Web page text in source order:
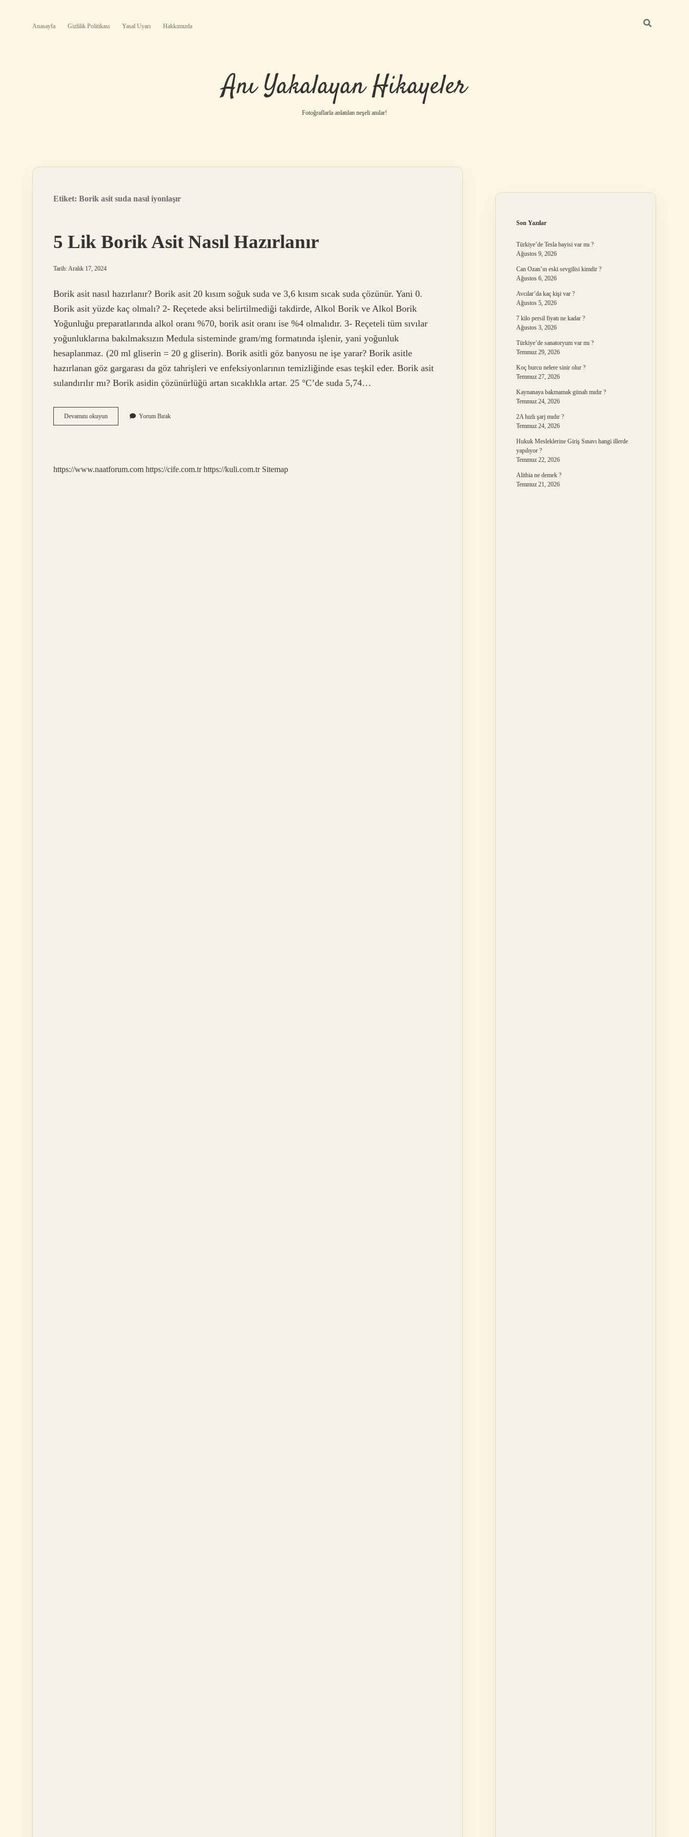
Anasayfa Gizlilik Politikası Yasal Uyarı Hakkımızda
Anı Yakalayan Hikayeler
Fotoğraflarla anlatılan neşeli anılar!
Etiket: Borik asit suda nasıl iyonlaşır
5 Lik Borik Asit Nasıl Hazırlanır
Tarih: Aralık 17, 2024
Borik asit nasıl hazırlanır? Borik asit 20 kısım soğuk suda ve 3,6 kısım sıcak suda çözünür. Yani 0.
Borik asit yüzde kaç olmalı? 2- Reçetede aksi belirtilmediği takdirde, Alkol Borik ve Alkol Borik
Yoğunluğu preparatlarında alkol oranı %70, borik asit oranı ise %4 olmalıdır. 3- Reçeteli tüm sıvılar
yoğunluklarına bakılmaksızın Medula sisteminde gram/mg formatında işlenir, yani yoğunluk
hesaplanmaz. (20 ml gliserin = 20 g gliserin). Borik asitli göz banyosu ne işe yarar? Borik asitle
hazırlanan göz gargarası da göz tahrişleri ve enfeksiyonlarının temizliğinde esas teşkil eder. Borik asit
sulandırılır mı? Borik asidin çözünürlüğü artan sıcaklıkla artar. 25 °C’de suda 5,74…
Devamını okuyun5
Lik
Yorum Bırak
https://www.naatforum.com https://cife.com.tr https://kuli.com.tr Sitemap
Son Yazılar
Türkiye’de Tesla bayisi var mı ?
Ağustos 9, 2026
Can Ozan’ın eski sevgilisi kimdir ?
Ağustos 6, 2026
Avcılar’da kaç kişi var ?
Ağustos 5, 2026
7 kilo persil fiyatı ne kadar ?
Ağustos 3, 2026
Türkiye’de sanatoryum var mı ?
Temmuz 29, 2026
Koç burcu nelere sinir olur ?
Temmuz 27, 2026
Kaynanaya bakmamak günah mıdır ?
Temmuz 24, 2026
2A hızlı şarj mıdır ?
Temmuz 24, 2026
Hukuk Mesleklerine Giriş Sınavı hangi illerde
yapılıyor ?
Temmuz 22, 2026
Alithia ne demek ?
Temmuz 21, 2026